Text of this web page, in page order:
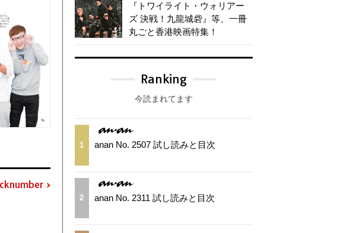
『トワイライト・ウォリアー
ズ 決戦！九龍城砦』等、一冊
丸ごと香港映画特集！
Ranking
今読まれてます
1 anan No. 2507 試し読みと目次
2 anan No. 2311 試し読みと目次